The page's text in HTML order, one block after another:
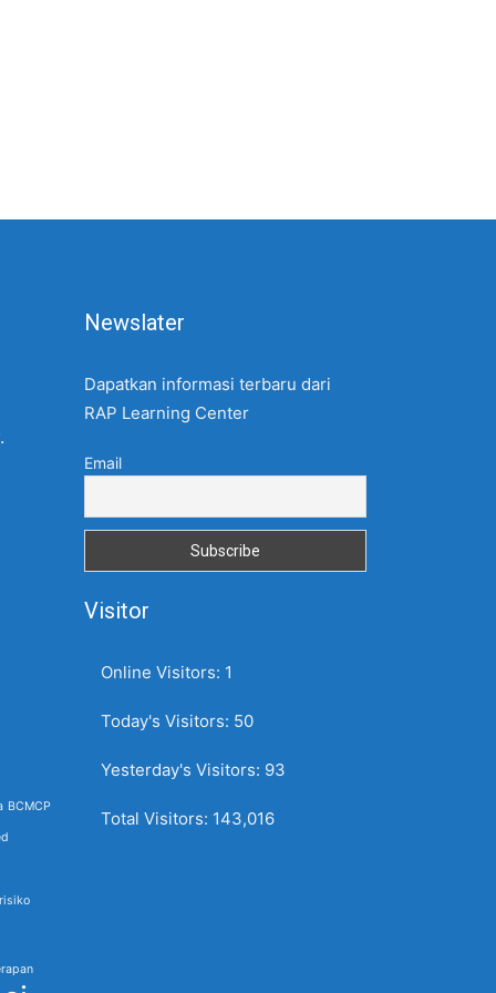
BCMCP
Newslater
Dapatkan informasi terbaru dari
RAP Learning Center
Email
Visitor
Online Visitors: 1
Today's Visitors: 50
Yesterday's Visitors: 93
Total Visitors: 143,016